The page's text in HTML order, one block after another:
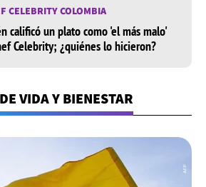
CELEBRITY COLOMBIA
calificó un plato como 'el más malo'
Celebrity; ¿quiénes lo hicieron?
VIDA Y BIENESTAR